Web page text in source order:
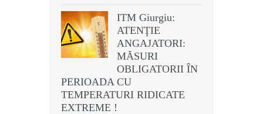
ITM Giurgiu:
ATENŢIE
ANGAJATORI:
MĂSURI
OBLIGATORII ÎN
PERIOADA CU
TEMPERATURI RIDICATE
EXTREME !